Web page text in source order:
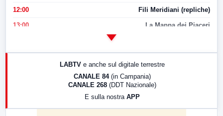
12:00 Fili Meridiani (repliche)
13:00 La Mappa dei Piaceri
17:00 LabNews (replica)
LABTV e anche sul digitale terrestre
CANALE 84 (in Campania)
CANALE 268 (DDT Nazionale)
E sulla nostra APP